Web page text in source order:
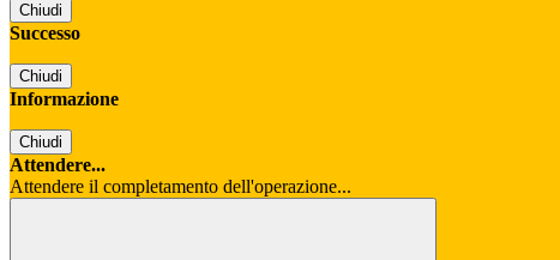
Chiudi
Successo
Chiudi
Informazione
Chiudi
Attendere...
Attendere il completamento dell'operazione...